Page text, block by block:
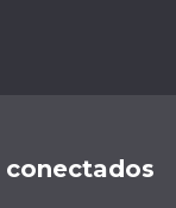
conectados